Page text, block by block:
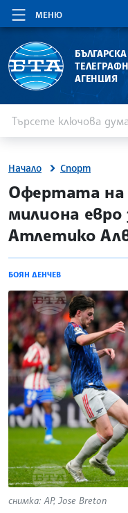
МЕНЮ
БЪЛГАРСКА
АГЕНЦИЯ
Начало Спорт
site.bta
Офертата на
милиона евро
Атлетико
БОЯН ДЕНЧЕВ
снимка: АР, Jose Breton